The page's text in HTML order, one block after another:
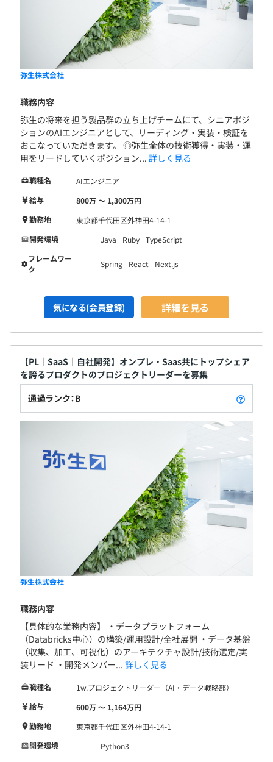
弥生株式会社
職務内容
弥生の将来を担う製品群の立ち上げチームにて、シニアポジ
ションのAIエンジニアとして、リーディング・実装・検証を
おこなっていただきます。 ◎弥生全体の技術獲得・実装・運
用をリードしていくポジション... 詳しく見る
職種名
AIエンジニア
給与
800万 〜 1,300万円
勤務地
東京都千代田区外神田4-14-1
開発環境
Java Ruby TypeScript
フレームワー
ク
Spring React Next.js
気になる(会員登録) 詳細を見る
【PL｜SaaS｜自社開発】オンプレ・Saas共にトップシェア
を誇るプロダクトのプロジェクトリーダーを募集
通過ランク：B
弥生株式会社
職務内容
【具体的な業務内容】 ・データプラットフォーム
（Databricks中心）の構築/運用設計/全社展開 ・データ基盤
（収集、加工、可視化）のアーキテクチャ設計/技術選定/実
装リード ・開発メンバー... 詳しく見る
職種名
1w.プロジェクトリーダー（AI・データ戦略部）
給与
600万 〜 1,164万円
勤務地
東京都千代田区外神田4-14-1
開発環境
Python3